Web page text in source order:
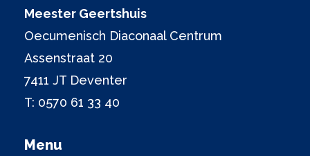
Meester Geertshuis
Oecumenisch Diaconaal Centrum
Assenstraat 20
7411 JT Deventer
T: 0570 61 33 40
Menu